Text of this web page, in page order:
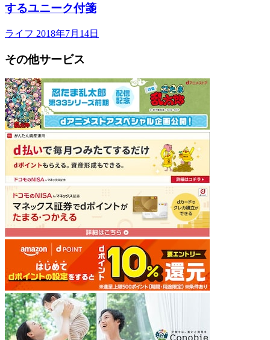
するユニーク付箋
ライフ 2018年7月14日
その他サービス